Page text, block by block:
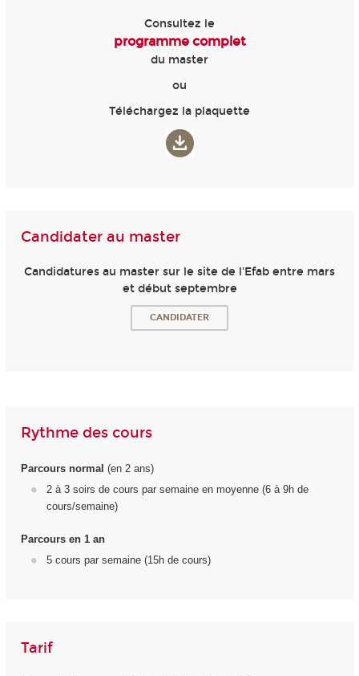
Consultez le
programme complet
du master
ou
Téléchargez la plaquette
Candidater au master
Candidatures au master sur le site de l'Efab entre mars
et début septembre
CANDIDATER
Rythme des cours
Parcours normal (en 2 ans)
2 à 3 soirs de cours par semaine en moyenne (6 à 9h de
cours/semaine)
Parcours en 1 an
5 cours par semaine (15h de cours)
Tarif